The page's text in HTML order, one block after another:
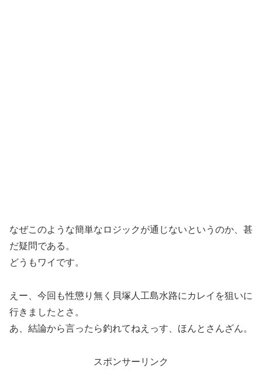
なぜこのような簡単なロジックが通じないというのか、甚
だ疑問である。
どうもワイです。
えー、今回も性懲り無く貝塚人工島水路にカレイを狙いに
行きましたとさ。
あ、結論から言ったら釣れてねえっす、ほんとさんざん。
スポンサーリンク